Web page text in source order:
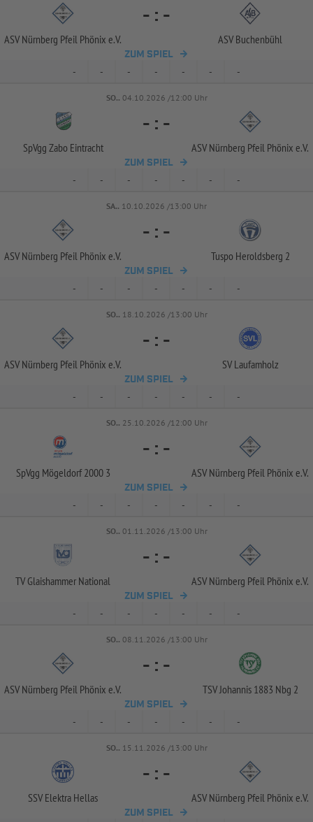
ASV Nürnberg Pfeil Phönix e.V.
- : -
ASV Buchenbühl
ZUM SPIEL
- - - - - - -
SO.. 04.10.2026 /12:00 Uhr
SpVgg Zabo Eintracht
- : -
ASV Nürnberg Pfeil Phönix e.V.
ZUM SPIEL
- - - - - - -
SA.. 10.10.2026 /13:00 Uhr
ASV Nürnberg Pfeil Phönix e.V.
- : -
Tuspo Heroldsberg 2
ZUM SPIEL
- - - - - - -
SO.. 18.10.2026 /13:00 Uhr
ASV Nürnberg Pfeil Phönix e.V.
- : -
SV Laufamholz
ZUM SPIEL
- - - - - - -
SO.. 25.10.2026 /12:00 Uhr
SpVgg Mögeldorf 2000 3
- : -
ASV Nürnberg Pfeil Phönix e.V.
ZUM SPIEL
- - - - - - -
SO.. 01.11.2026 /13:00 Uhr
TV Glaishammer National
- : -
ASV Nürnberg Pfeil Phönix e.V.
ZUM SPIEL
- - - - - - -
SO.. 08.11.2026 /13:00 Uhr
ASV Nürnberg Pfeil Phönix e.V.
- : -
TSV Johannis 1883 Nbg 2
ZUM SPIEL
- - - - - - -
SO.. 15.11.2026 /13:00 Uhr
SSV Elektra Hellas
- : -
ASV Nürnberg Pfeil Phönix e.V.
ZUM SPIEL